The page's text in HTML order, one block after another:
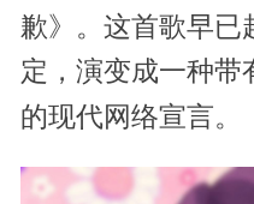
歉》。这首歌早已
定，演变成一种带
的现代网络宣言。